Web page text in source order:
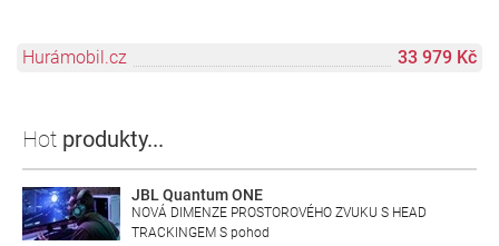
Hurámobil.cz 33 979 Kč
Hot produkty...
JBL Quantum ONE
NOVÁ DIMENZE PROSTOROVÉHO ZVUKU S HEAD
TRACKINGEM S pohod